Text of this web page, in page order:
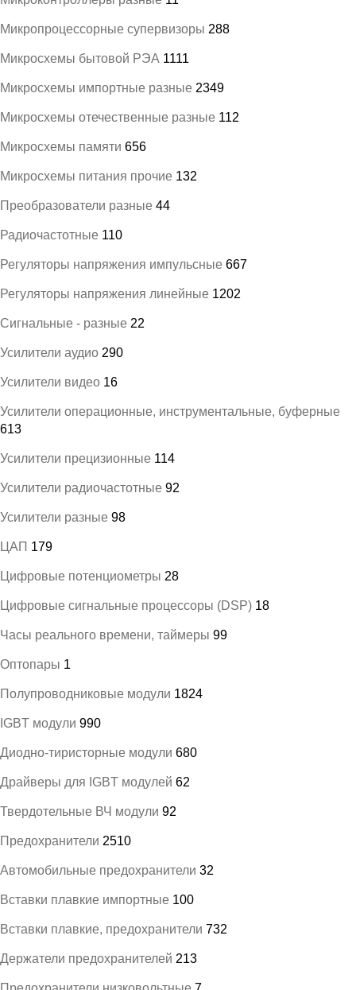
Микропроцессорные супервизоры 288
Микросхемы бытовой РЭА 1111
Микросхемы импортные разные 2349
Микросхемы отечественные разные 112
Микросхемы памяти 656
Микросхемы питания прочие 132
Преобразователи разные 44
Радиочастотные 110
Регуляторы напряжения импульсные 667
Регуляторы напряжения линейные 1202
Сигнальные - разные 22
Усилители аудио 290
Усилители видео 16
Усилители операционные, инструментальные, буферные
613
Усилители прецизионные 114
Усилители радиочастотные 92
Усилители разные 98
ЦАП 179
Цифровые потенциометры 28
Цифровые сигнальные процессоры (DSP) 18
Часы реального времени, таймеры 99
Оптопары 1
Полупроводниковые модули 1824
IGBT модули 990
Диодно-тиристорные модули 680
Драйверы для IGBT модулей 62
Твердотельные ВЧ модули 92
Предохранители 2510
Автомобильные предохранители 32
Вставки плавкие импортные 100
Вставки плавкие, предохранители 732
Держатели предохранителей 213